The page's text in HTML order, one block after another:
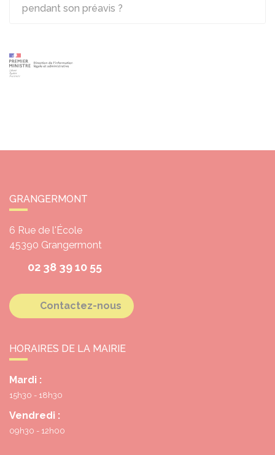
pendant son préavis ?
GRANGERMONT
6 Rue de l'École
45390 Grangermont
02 38 39 10 55
Contactez-nous
HORAIRES DE LA MAIRIE
Mardi :
15h30 - 18h30
Vendredi :
09h30 - 12h00